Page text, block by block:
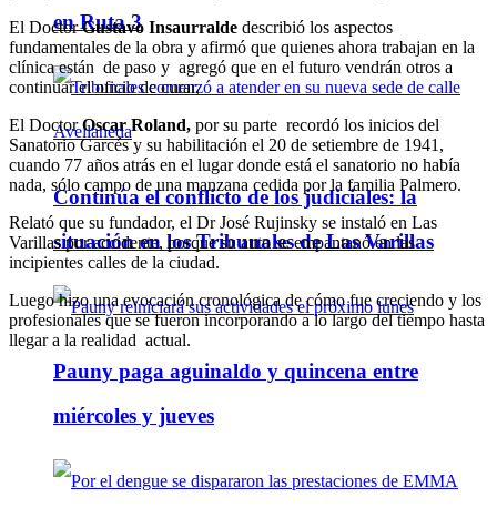
en Ruta 3
Continúa el conflicto de los judiciales: la
situación en los Tribunales de Las Varillas
Pauny paga aguinaldo y quincena entre
miércoles y jueves
El DoctorGustavo Insaurralde describió los aspectos
fundamentales de la obra y afirmó que quienes ahora trabajan en la
clínica están de paso y agregó que en el futuro vendrán otros a
continuar el oficio de curar,
El DoctorOscar Roland, por su parte recordó los inicios del
Sanatorio Garcés y su habilitación el 20 de setiembre de 1941,
cuando 77 años atrás en el lugar donde está el sanatorio no había
nada, sólo campo de una manzana cedida por la familia Palmero.
Relató que su fundador, el Dr José Rujinsky se instaló en Las
Varillas por accidente, porque su auto se empantanó en las
incipientes calles de la ciudad.
Luego hizo una evocación cronológica de cómo fue creciendo y los
profesionales que se fueron incorporando a lo largo del tiempo hasta
llegar a la realidad actual.